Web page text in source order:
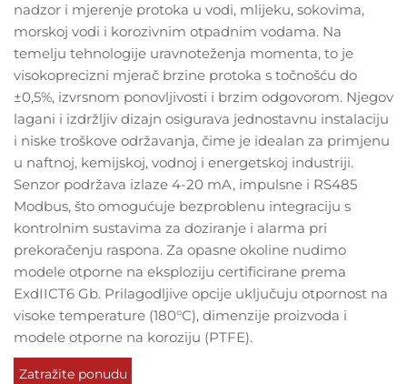
nadzor i mjerenje protoka u vodi, mlijeku, sokovima,
morskoj vodi i korozivnim otpadnim vodama. Na
temelju tehnologije uravnoteženja momenta, to je
visokoprecizni mjerač brzine protoka s točnošću do
±0,5%, izvrsnom ponovljivosti i brzim odgovorom. Njegov
lagani i izdržljiv dizajn osigurava jednostavnu instalaciju
i niske troškove održavanja, čime je idealan za primjenu
u naftnoj, kemijskoj, vodnoj i energetskoj industriji.
Senzor podržava izlaze 4-20 mA, impulsne i RS485
Modbus, što omogućuje bezproblenu integraciju s
kontrolnim sustavima za doziranje i alarma pri
prekoračenju raspona. Za opasne okoline nudimo
modele otporne na eksploziju certificirane prema
ExdIICT6 Gb. Prilagodljive opcije uključuju otpornost na
visoke temperature (180°C), dimenzije proizvoda i
modele otporne na koroziju (PTFE).
Zatražite ponudu